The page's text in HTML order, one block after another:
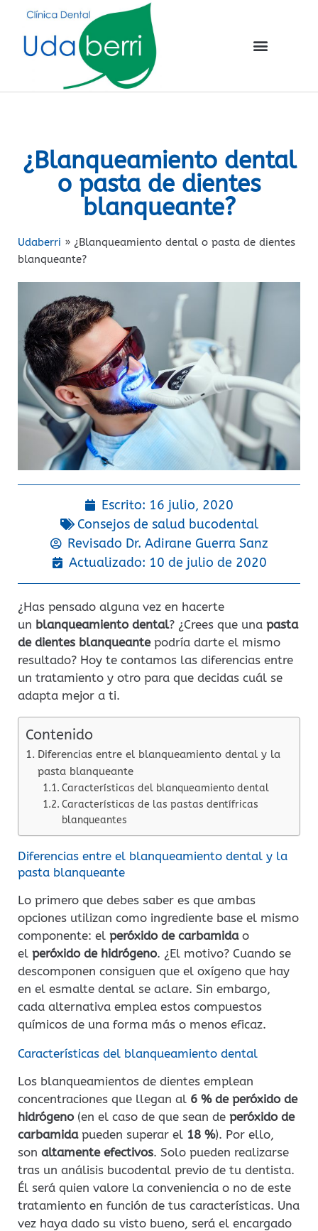
¿Blanqueamiento dental
o pasta de dientes
blanqueante?
Udaberri » ¿Blanqueamiento dental o pasta de dientes
blanqueante?
Escrito: 16 julio, 2020
Consejos de salud bucodental
Revisado Dr. Adirane Guerra Sanz
Actualizado: 10 de julio de 2020
¿Has pensado alguna vez en hacerte
un blanqueamiento dental? ¿Crees que una pasta
de dientes blanqueantepodría darte el mismo
resultado? Hoy te contamos las diferencias entre
un tratamiento y otro para que decidas cuál se
adapta mejor a ti.
Contenido
Diferencias entre el blanqueamiento dental y la
pasta blanqueante
Características del blanqueamiento dental
Características de las pastas dentífricas
blanqueantes
Diferencias entre el blanqueamiento dental y la
pasta blanqueante
Lo primero que debes saber es que ambas
opciones utilizan como ingrediente base el mismo
componente: el peróxido de carbamida o
el peróxido de hidrógeno. ¿El motivo? Cuando se
descomponen consiguen que el oxígeno que hay
en el esmalte dental se aclare. Sin embargo,
cada alternativa emplea estos compuestos
químicos de una forma más o menos eficaz.
Características del blanqueamiento dental
Los blanqueamientos de dientes emplean
concentraciones que llegan al 6 % de peróxido de
hidrógeno(en el caso de que sean de peróxido de
carbamidapueden superar el 18 %). Por ello,
son altamente efectivos. Solo pueden realizarse
tras un análisis bucodental previo de tu dentista.
Él será quien valore la conveniencia o no de este
tratamiento en función de tus características. Una
vez haya dado su visto bueno, será el encargado